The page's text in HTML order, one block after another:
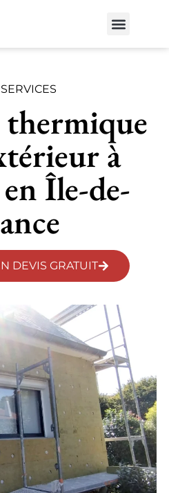
à
Île-de-
DEVIS GRATUIT